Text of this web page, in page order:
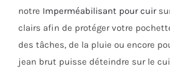
notre Imperméabilisant pour cuir
clairs afin de protéger votre
des tâches, de la pluie ou encore
jean brut puisse déteindre sur le